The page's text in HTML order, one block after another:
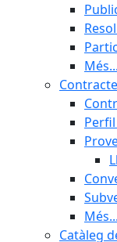
Més...
Més...
Catàleg